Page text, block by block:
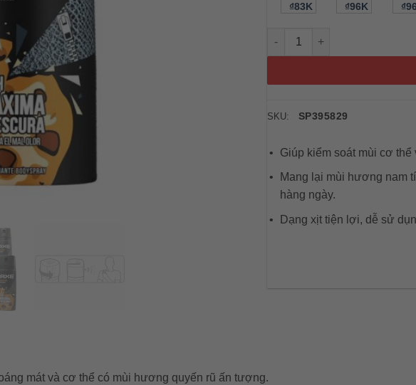
₫83K ₫96K
Xịt khử mùi toàn thân cho
SKU: SP395829
Giúp kiểm soát mùi cơ thể
Mang lại mùi hương nam
hàng ngày.
Dạng xịt tiện lợi, dễ sử
mát và cơ thể có mùi hương quyến rũ ấn tượng.